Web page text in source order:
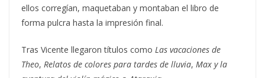
ellos corregían, maquetaban y montaban el libro de
forma pulcra hasta la impresión final.
Tras Vicente llegaron títulos como Las vacaciones de
Theo, Relatos de colores para tardes de lluvia, Max y la